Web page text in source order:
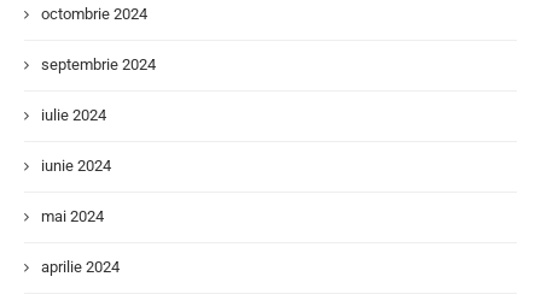
octombrie 2024
septembrie 2024
iulie 2024
iunie 2024
mai 2024
aprilie 2024